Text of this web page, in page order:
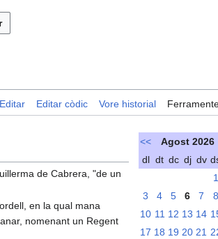
Editar Editar còdic Vore historial
<< Agost 2026
dl dt dc dj dv
1
3
4 5 6 7 8
10 11 12 13 14
17 18 19 20 21
de Cabrera, "de un
en la qual mana
nomenant un Regent